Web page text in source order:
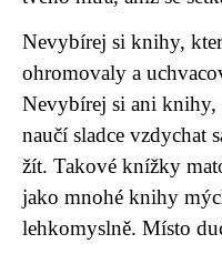
Nevybírej si knihy,
ohromovaly a
Nevybírej si ani knihy,
naučí sladce vzdychat
žít. Takové knížky
jako mnohé knihy
lehkomyslně. Místo